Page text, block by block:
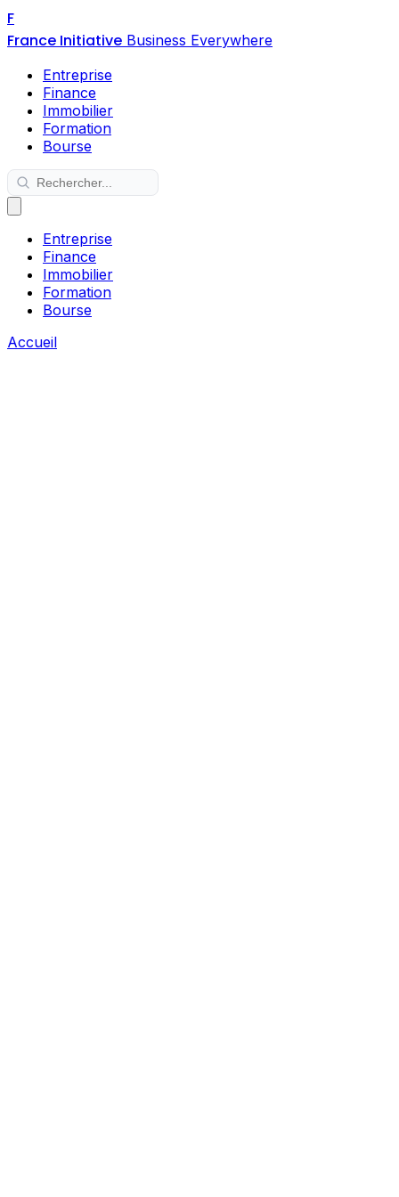
F
France Initiative Business Everywhere
Entreprise
Finance
Immobilier
Formation
Bourse
Entreprise
Finance
Immobilier
Formation
Bourse
Accueil